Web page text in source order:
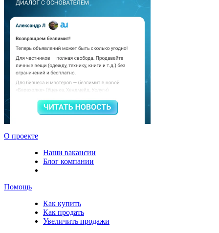
О проекте
Наши вакансии
Блог компании
Помощь
Как купить
Как продать
Увеличить продажи